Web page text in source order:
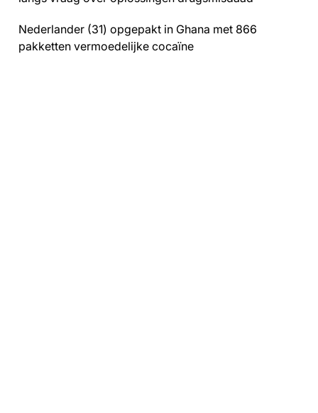
Nederlander (31) opgepakt in Ghana met 866
pakketten vermoedelijke cocaïne